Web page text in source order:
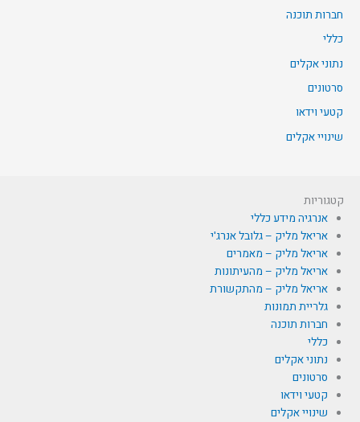
חברות תוכנה
כללי
נתוני אקלים
סרטונים
קטעי וידאו
שינויי אקלים
קטגוריות
אנרגיה מידע כללי
אריאל מליק – גלובל אנרג'י
אריאל מליק – מאמרים
אריאל מליק – מהעיתונות
אריאל מליק – מהתקשורת
גלריית תמונות
חברות תוכנה
כללי
נתוני אקלים
סרטונים
קטעי וידאו
שינויי אקלים